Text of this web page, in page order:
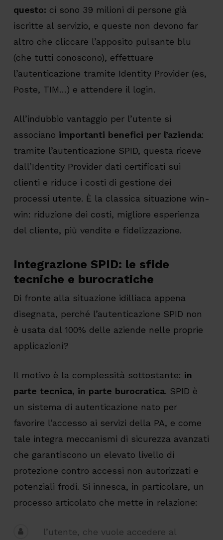
questo: ci sono 39 milioni di persone già
iscritte al servizio, e queste non devono far
altro che cliccare l’apposito pulsante blu
(che tutti conoscono), effettuare
l’autenticazione tramite Identity Provider (es,
Poste, TIM…) e attendere il login.
All’indubbio vantaggio per l’utente si
associano importanti benefici per l’azienda:
tramite l’autenticazione SPID, questa riceve
dall’Identity Provider dati certificati sui
clienti e riduce i costi di gestione dei
processi utente. È la classica situazione win-
win: riduzione dei costi, migliore esperienza
del cliente, più vendite e fidelizzazione.
Integrazione SPID: le sfide
tecniche e burocratiche
Di fronte alla situazione idilliaca appena
disegnata, perché l’autenticazione SPID non
è usata dal 100% delle aziende nelle proprie
applicazioni?
Il motivo è la complessità sottostante: in
parte tecnica, in parte burocratica. SPID è
un sistema di autenticazione nato per
favorire l’accesso ai servizi della PA, e come
tale integra meccanismi di sicurezza avanzati
che garantiscono un elevato livello di
protezione contro accessi non autorizzati e
potenziali frodi. Si innesca, in particolare, un
processo articolato che mette in relazione:
l’utente, che vuole accedere al